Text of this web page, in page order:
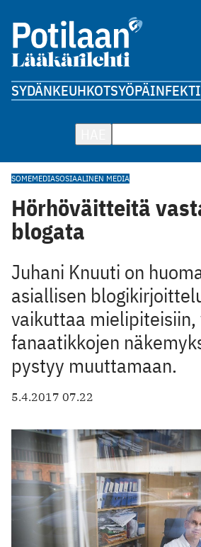
SYDÄNKEUHKOTSYÖPÄ
SOMEMEDIASOSIAALINEN MEDIA
Hörhöväitteitä
blogata
Juhani Knuuti on
asiallisen
vaikuttaa mielipiteisiin,
fanaatikkojen
pystyy muuttamaan.
5.4.2017 07.22